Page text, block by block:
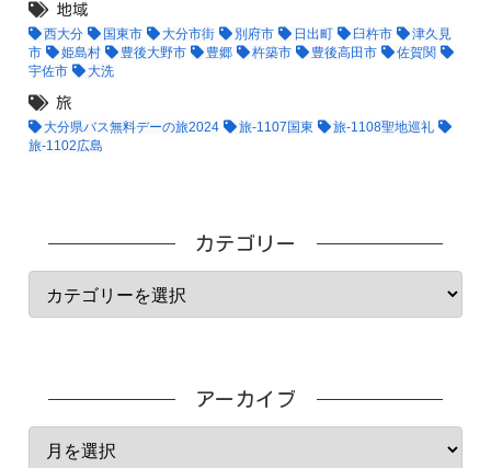
地域
西大分 国東市 大分市街 別府市 日出町 臼杵市
津久見
市
姫島村 豊後大野市 豊郷 杵築市 豊後高田市
佐賀関
宇佐市
大洗
旅
大分県バス無料デーの旅2024 旅-1107国東
旅-1108聖地巡礼
旅-1102広島
カテゴリー
アーカイブ